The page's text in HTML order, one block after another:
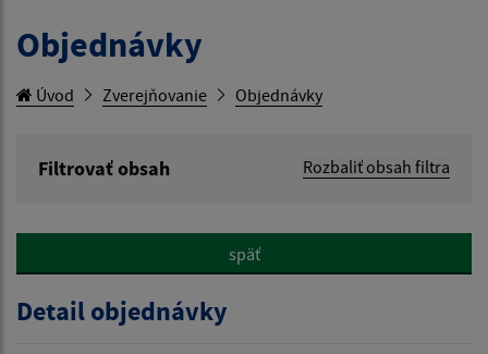
Objednávky
Úvod Zverejňovanie Objednávky
Filtrovať obsah
Rozbaliť obsah filtra
Hľadať v:
späť
Detail objednávky